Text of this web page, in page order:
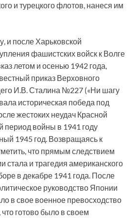
и турецкого флотов, нанеся им
и после Харьковской
фашистских войск к Волге
летом и осенью 1942 года,
приказ Верховного
И.В. Сталина №227 («Ни шагу
историческая победа под
жестоких неудач Красной
период войны в 1941 году
1945 год. Возвращаясь к
что прямым следствием
стала и трагедия американского
в декабре 1941 года. После
руководство Японии
в свое военное превосходство
что готово было в своем